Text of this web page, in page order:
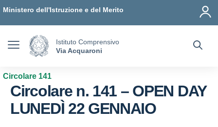
Ministero dell'Istruzione e del Merito
Istituto Comprensivo
Via Acquaroni
Circolare 141
Circolare n. 141 – OPEN DAY
LUNEDÌ 22 GENNAIO